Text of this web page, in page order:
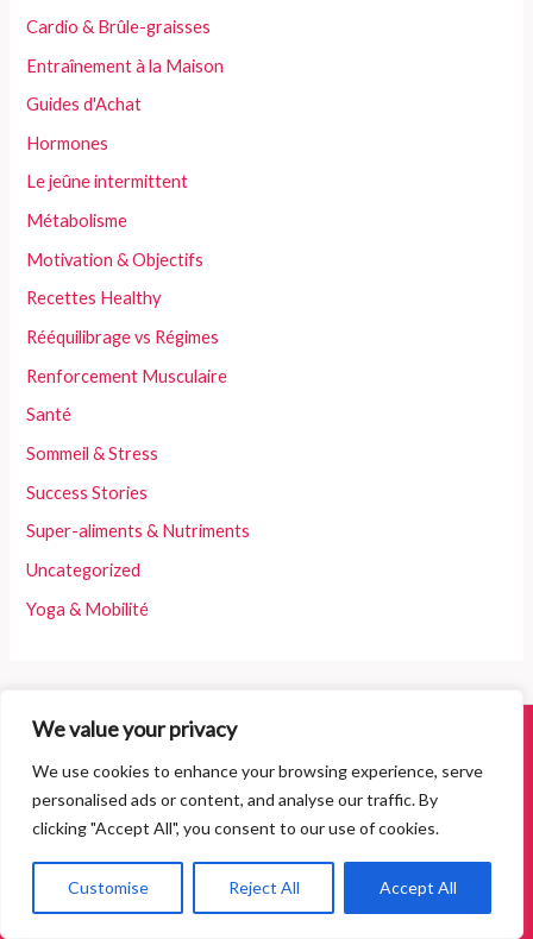
We value your privacy
We use cookies to enhance your browsing experience, serve
personalised ads or content, and analyse our traffic. By
clicking "Accept All", you consent to our use of cookies.
Customise Reject All Accept All
Cardio & Brûle-graisses
Entraînement à la Maison
Guides d'Achat
Hormones
Le jeûne intermittent
Métabolisme
Motivation & Objectifs
Recettes Healthy
Rééquilibrage vs Régimes
Renforcement Musculaire
Santé
Sommeil & Stress
Success Stories
Super-aliments & Nutriments
Uncategorized
Yoga & Mobilité
Reprenez votre vie en main grâce à des